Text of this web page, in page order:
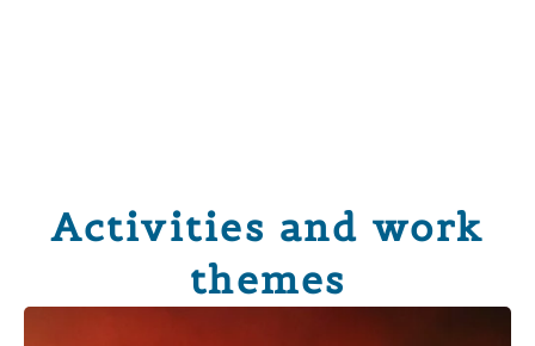
Activities and work
themes